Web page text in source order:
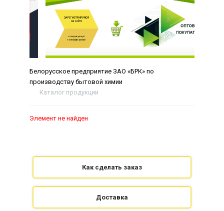
Белорусское предприятие ЗАО «БРК» по
производству бытовой химии
Каталог продукции
Элемент не найден
Как сделать заказ
Доставка